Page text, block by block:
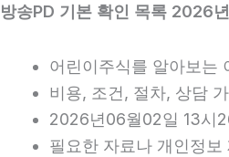
방송PD 기본 확인 목록 2026
어린이주식를 알아보는
비용, 조건, 절차, 상담
2026년06월02일 13시
필요한 자료나 개인정보